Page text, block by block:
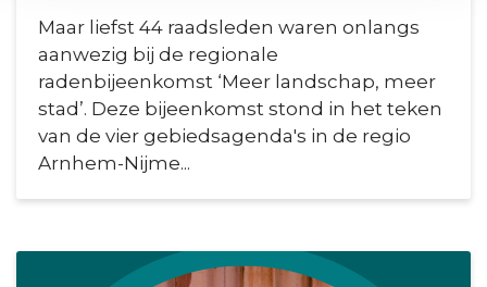
Maar liefst 44 raadsleden waren onlangs
aanwezig bij de regionale
radenbijeenkomst ‘Meer landschap, meer
stad’. Deze bijeenkomst stond in het teken
van de vier gebiedsagenda's in de regio
Arnhem-Nijme...